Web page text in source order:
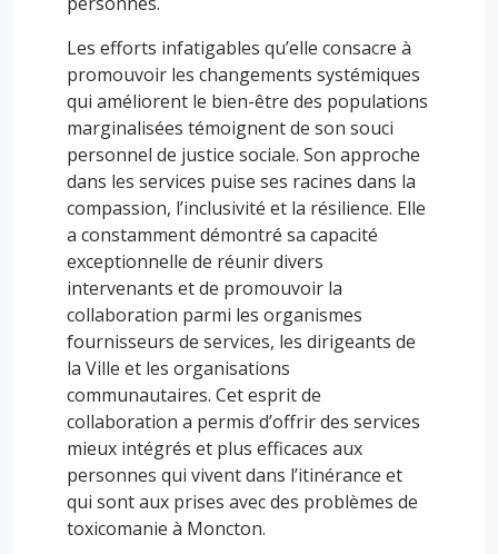
Les efforts infatigables qu’elle consacre à
promouvoir les changements systémiques
qui améliorent le bien-être des populations
marginalisées témoignent de son souci
personnel de justice sociale. Son approche
dans les services puise ses racines dans la
compassion, l’inclusivité et la résilience. Elle
a constamment démontré sa capacité
exceptionnelle de réunir divers
intervenants et de promouvoir la
collaboration parmi les organismes
fournisseurs de services, les dirigeants de
la Ville et les organisations
communautaires. Cet esprit de
collaboration a permis d’offrir des services
mieux intégrés et plus efficaces aux
personnes qui vivent dans l’itinérance et
qui sont aux prises avec des problèmes de
toxicomanie à Moncton.